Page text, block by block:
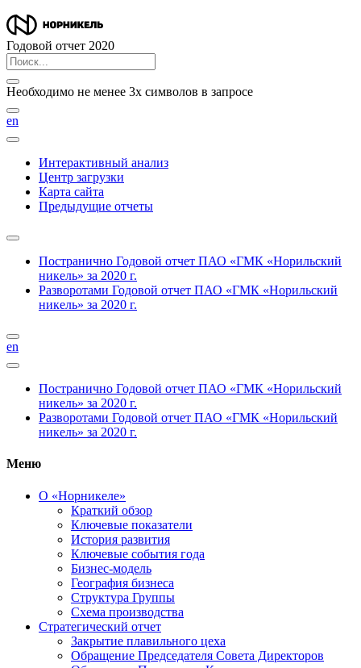
Годовой отчет 2020
Необходимо не менее 3х символов в запросе
en
Интерактивный анализ
Центр загрузки
Карта сайта
Предыдущие отчеты
Постранично Годовой отчет ПАО «ГМК «Норильский
никель» за 2020 г.
Разворотами Годовой отчет ПАО «ГМК «Норильский
никель» за 2020 г.
en
Постранично Годовой отчет ПАО «ГМК «Норильский
никель» за 2020 г.
Разворотами Годовой отчет ПАО «ГМК «Норильский
никель» за 2020 г.
Меню
О «Норникеле»
Краткий обзор
Ключевые показатели
История развития
Ключевые события года
Бизнес-модель
География бизнеса
Структура Группы
Схема производства
Стратегический отчет
Закрытие плавильного цеха
Обращение Председателя Совета Директоров